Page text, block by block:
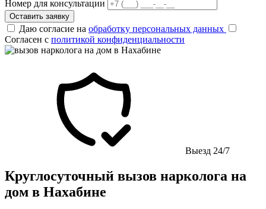
Номер для консультации
Оставить заявку
Даю согласие на обработку персональных данных
Согласен с политикой конфиденциальности
Выезд 24/7
Круглосуточный вызов нарколога на
дом в Нахабине